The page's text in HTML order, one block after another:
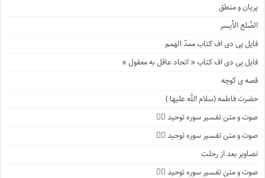
پریان و منطق
الضّلع الأیسر
فایل پی دی اف کتاب ممدّ الهمم
فایل پی دی اف کتاب « اتحاد عاقل به معقول »
قصه ی کوچه
حضرت فاطمه (سلام الله علیها )
صوت و متن تفسیر سوره توحید ۴️⃣
صوت و متن تفسیر سوره توحید ۳️⃣
تصاویر بعد از رحلت
صوت و متن تفسیر سوره توحید ۲️⃣